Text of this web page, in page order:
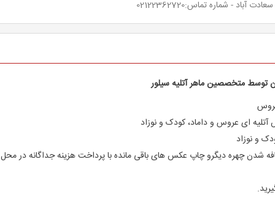
- شماره تماس:02122362720
متخصصین ماهر آتلیه سیلور
ای عروس و داماد، کودک و نوزاد
و نوزاد
شدن چهره دیگرو چاپ عکس های باقی مانده با پرداخت هزینه جداگانه در محل